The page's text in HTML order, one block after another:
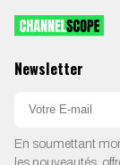
Newsletter
En soumettant